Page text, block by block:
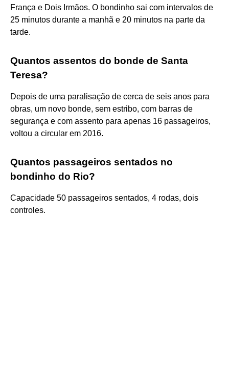
França e Dois Irmãos. O bondinho sai com intervalos de
25 minutos durante a manhã e 20 minutos na parte da
tarde.
Quantos assentos do bonde de Santa
Teresa?
Depois de uma paralisação de cerca de seis anos para
obras, um novo bonde, sem estribo, com barras de
segurança e com assento para apenas 16 passageiros,
voltou a circular em 2016.
Quantos passageiros sentados no
bondinho do Rio?
Capacidade 50 passageiros sentados, 4 rodas, dois
controles.